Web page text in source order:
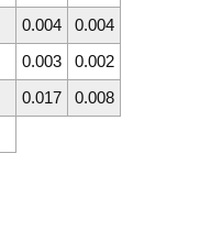
0.004
0.004
0.003
0.002
0.017
0.008